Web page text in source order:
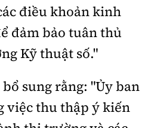
điều khoản kinh
đảm bảo tuân thủ
Kỹ thuật số."
sung rằng: "Ủy ban
việc thu thập ý kiến